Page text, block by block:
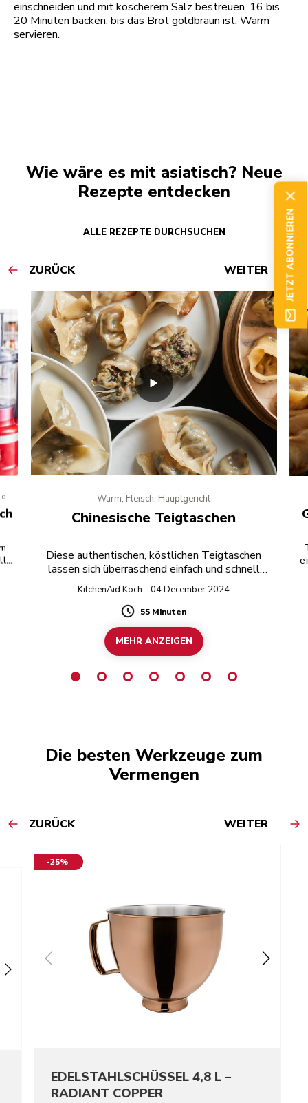
einschneiden und mit koscherem Salz bestreuen. 16 bis
20 Minuten backen, bis das Brot goldbraun ist. Warm
servieren.
Wie wäre es mit asiatisch? Neue
Rezepte entdecken
ALLE REZEPTE DURCHSUCHEN
ZURÜCK WEITER
Warm, Fleisch, Hauptgericht
Chinesische Teigtaschen
Diese authentischen, köstlichen Teigtaschen
lassen sich überraschend einfach und schnell
zubereiten. Wenn Sie die Füllung mit dem
Fleischwolf zubereiten und gekauften Teig
verwenden, haben Sie im Handumdrehen
hausgemachte Teigtaschen.
KitchenAid Koch - 04 December 2024
Duration
55 Minuten
MEHR ANZEIGEN
Die besten Werkzeuge zum
Vermengen
ZURÜCK WEITER
-25%
EDELSTAHLSCHÜSSEL 4,8 L –
RADIANT COPPER
JETZT ABONNIEREN